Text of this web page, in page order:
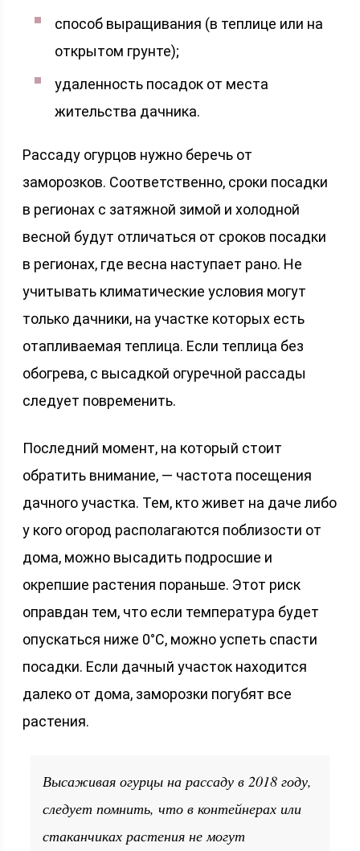
способ выращивания (в теплице или на
открытом грунте);
удаленность посадок от места
жительства дачника.
Рассаду огурцов нужно беречь от
заморозков. Соответственно, сроки посадки
в регионах с затяжной зимой и холодной
весной будут отличаться от сроков посадки
в регионах, где весна наступает рано. Не
учитывать климатические условия могут
только дачники, на участке которых есть
отапливаемая теплица. Если теплица без
обогрева, с высадкой огуречной рассады
следует повременить.
Последний момент, на который стоит
обратить внимание, — частота посещения
дачного участка. Тем, кто живет на даче либо
у кого огород располагаются поблизости от
дома, можно высадить подросшие и
окрепшие растения пораньше. Этот риск
оправдан тем, что если температура будет
опускаться ниже 0°С, можно успеть спасти
посадки. Если дачный участок находится
далеко от дома, заморозки погубят все
растения.
Высаживая огурцы на рассаду в 2018 году,
следует помнить, что в контейнерах или
стаканчиках растения не могут